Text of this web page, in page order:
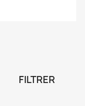
FILTRER